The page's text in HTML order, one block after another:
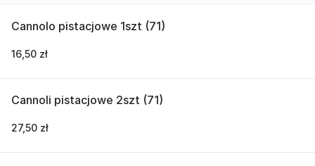
Cannolo pistacjowe 1szt (71)
16,50 zł
Cannoli pistacjowe 2szt (71)
27,50 zł